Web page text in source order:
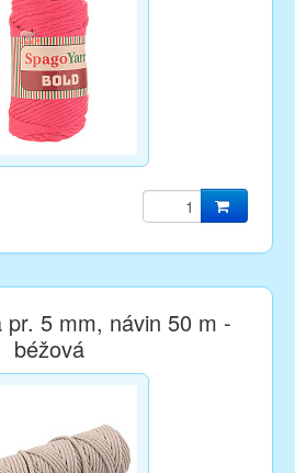
pr. 5 mm, návin 50 m -
béžová